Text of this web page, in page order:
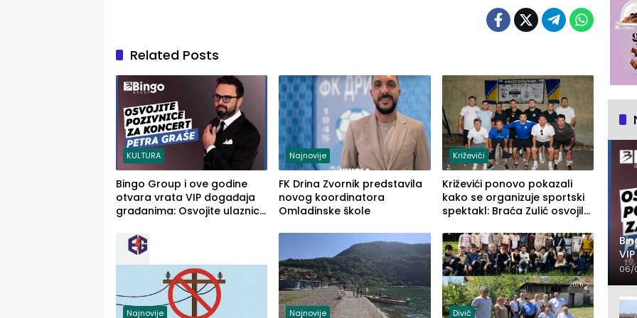
Related Posts
KULTURA
Bingo Group i ove godine
otvara vrata VIP događaja
građanima: Osvojite ulaznice
Najnovije
FK Drina Zvornik predstavila
novog koordinatora
Omladinske škole
Križevići
Križevići ponovo pokazali
kako se organizuje sportski
spektakl: Braća Zulić osvojila
Najnovije Najnovije Divič
06/